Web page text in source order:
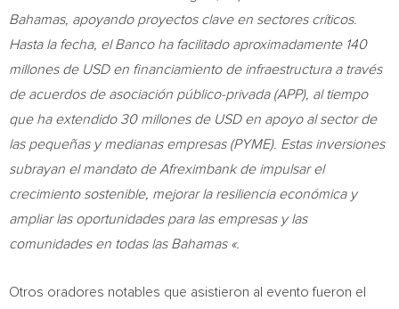
Bahamas, apoyando proyectos clave en sectores críticos.
Hasta la fecha, el Banco ha facilitado aproximadamente 140
millones de USD en financiamiento de infraestructura a través
de acuerdos de asociación público-privada (APP), al tiempo
que ha extendido 30 millones de USD en apoyo al sector de
las pequeñas y medianas empresas (PYME). Estas inversiones
subrayan el mandato de Afreximbank de impulsar el
crecimiento sostenible, mejorar la resiliencia económica y
ampliar las oportunidades para las empresas y las
comunidades en todas las Bahamas «.
Otros oradores notables que asistieron al evento fueron el